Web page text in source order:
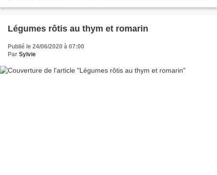
Légumes rôtis au thym et romarin
Publié le 24/06/2020 à 07:00
Par Sylvie